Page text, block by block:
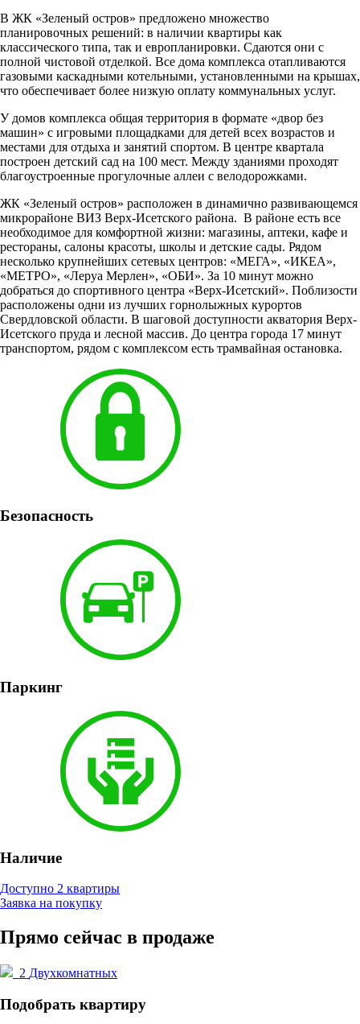
В ЖК «Зеленый остров» предложено множество
планировочных решений: в наличии квартиры как
классического типа, так и европланировки. Сдаются они с
полной чистовой отделкой. Все дома комплекса отапливаются
газовыми каскадными котельными, установленными на крышах,
что обеспечивает более низкую оплату коммунальных услуг.
У домов комплекса общая территория в формате «двор без
машин» с игровыми площадками для детей всех возрастов и
местами для отдыха и занятий спортом. В центре квартала
построен детский сад на 100 мест. Между зданиями проходят
благоустроенные прогулочные аллеи с велодорожками.
ЖК «Зеленый остров» расположен в динамично развивающемся
микрорайоне ВИЗ Верх-Исетского района. В районе есть все
необходимое для комфортной жизни: магазины, аптеки, кафе и
рестораны, салоны красоты, школы и детские сады. Рядом
несколько крупнейших сетевых центров: «МЕГА», «ИКЕА»,
«МЕТРО», «Леруа Мерлен», «ОБИ». За 10 минут можно
добраться до спортивного центра «Верх-Исетский». Поблизости
расположены одни из лучших горнолыжных курортов
Свердловской области. В шаговой доступности акватория Верх-
Исетского пруда и лесной массив. До центра города 17 минут
транспортом, рядом с комплексом есть трамвайная остановка.
Безопасность
Паркинг
Наличие
Доступно 2 квартиры
Заявка на покупку
Прямо сейчас в продаже
2 Двухкомнатных
Подобрать квартиру